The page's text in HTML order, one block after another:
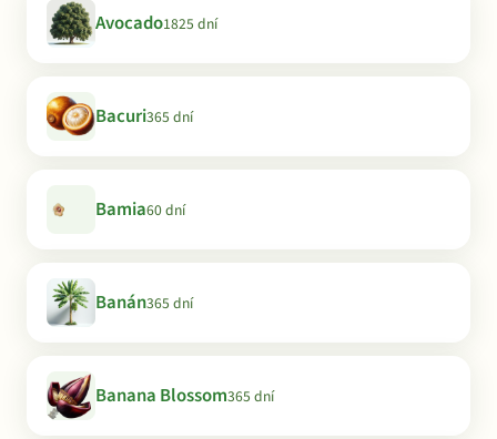
Avocado1825 dní
Bacuri365 dní
Bamia60 dní
Banán365 dní
Banana Blossom365 dní